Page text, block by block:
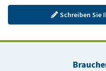
Schreiben Sie